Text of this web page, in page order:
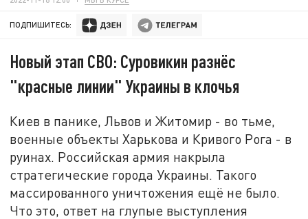
ПОДПИШИТЕСЬ:
Новый этап СВО: Суровикин разнёс
"красные линии" Украины в клочья
Киев в панике, Львов и Житомир - во тьме,
военные объекты Харькова и Кривого Рога - в
руинах. Российская армия накрыла
стратегические города Украины. Такого
массированного уничтожения ещё не было.
Что это, ответ на глупые выступления